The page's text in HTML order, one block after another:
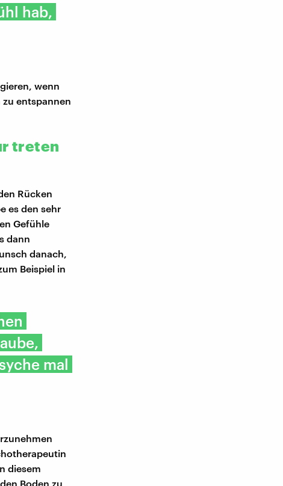
hab,
wenn
entspannen
treten
Rücken
es den sehr
Gefühle
dann
danach,
Beispiel in
mal
diesem
Boden zu